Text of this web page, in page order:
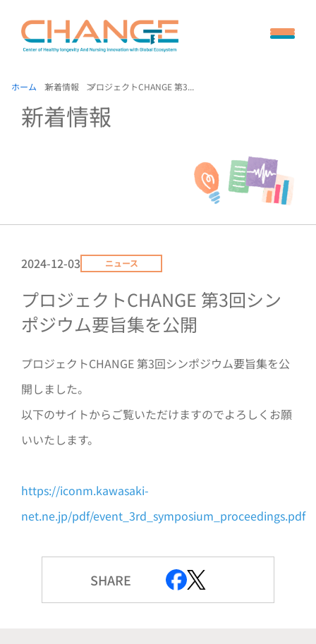
ホーム 新着情報 プロジェクトCHANGE 第3...
新着情報
2024-12-03 ニュース
プロジェクトCHANGE 第3回シン
ポジウム要旨集を公開
プロジェクトCHANGE 第3回シンポジウム要旨集を公
開しました。
以下のサイトからご覧いただけますのでよろしくお願
いいたします。
https://iconm.kawasaki-
net.ne.jp/pdf/event_3rd_symposium_proceedings.pdf
SHARE